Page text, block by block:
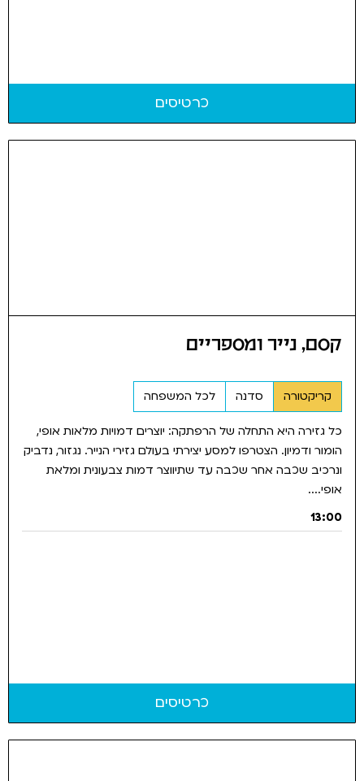
כרטיסים
קסם, נייר ומספריים
קריקטורה סדנה לכל המשפחה
כל גזירה היא התחלה של הרפתקה: יוצרים דמויות מלאות אופי,
הומור ודמיון. הצטרפו למסע יצירתי בעולם גזירי הנייר. נגזור, נדביק
ונרכיב שכבה אחר שכבה עד שתיווצר דמות צבעונית ומלאת
אופי....
13:00
כרטיסים